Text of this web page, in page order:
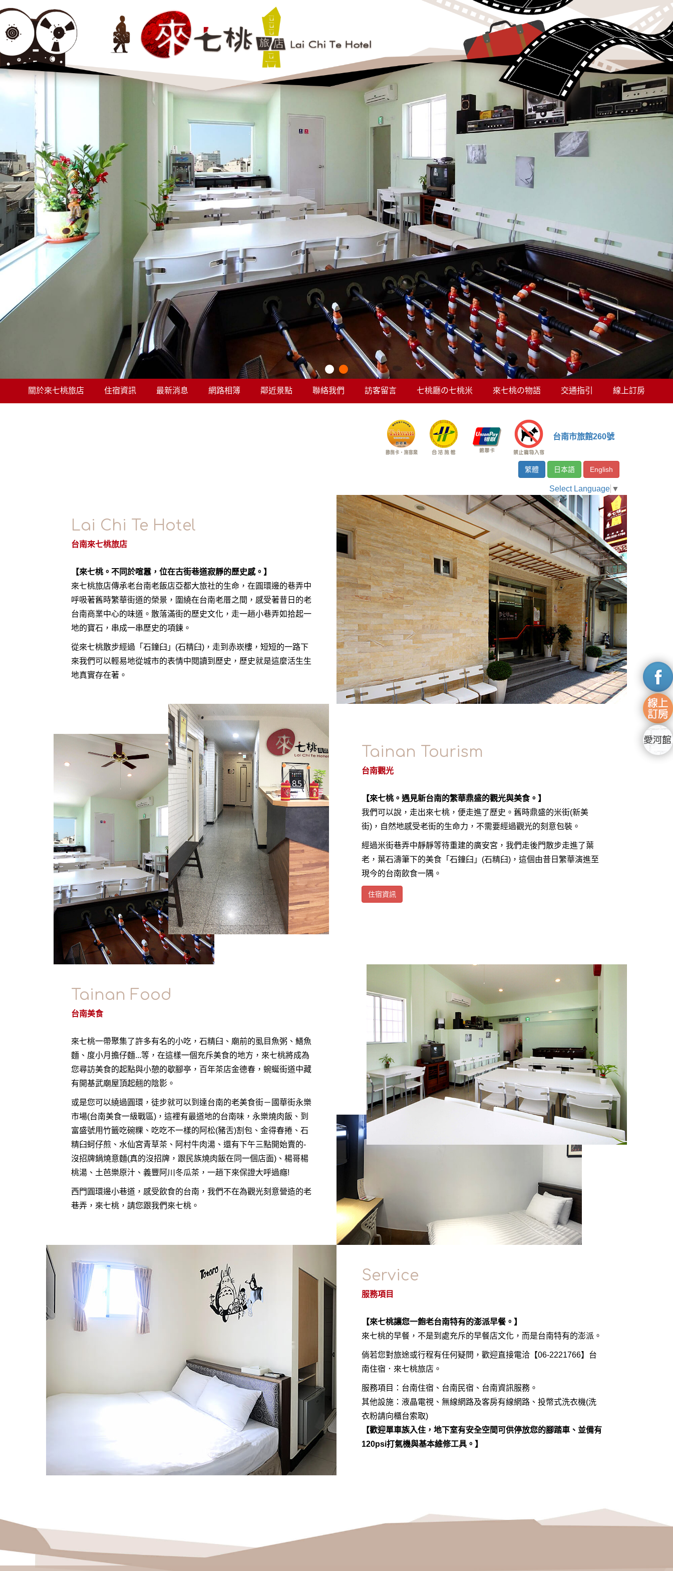
關於來七桃旅店 住宿資訊 最新消息 網路相簿 鄰近景點 聯絡我們 訪客留言 七桃廳の七桃米 來七桃の物語 交通指引 線上訂房
台南市旅館260號
繁體 日本語 English
Select Language ▼
Lai Chi Te Hotel
台南來七桃旅店
【來七桃。不同於喧囂，位在古街巷道寂靜的歷史感。】
來七桃旅店傳承老台南老飯店亞都大旅社的生命，在圓環邊的巷弄中
呼吸著舊時繁華街道的榮景，圍繞在台南老厝之間，感受著昔日的老
台南商業中心的味道。散落滿街的歷史文化，走一趟小巷弄如拾起一
地的寶石，串成一串歷史的項鍊。
從來七桃散步經過「石鐘臼」(石精臼)，走到赤崁樓，短短的一路下
來我們可以輕易地從城市的表情中閱讀到歷史，歷史就是這麼活生生
地真實存在著。
Tainan Tourism
台南觀光
【來七桃。遇見新台南的繁華鼎盛的觀光與美食。】
我們可以說，走出來七桃，便走進了歷史。舊時鼎盛的米街(新美
街)，自然地感受老街的生命力，不需要經過觀光的刻意包裝。
經過米街巷弄中靜靜等待重建的廣安宮，我們走後門散步走進了葉
老，葉石濤筆下的美食「石鐘臼」(石精臼)，這個由昔日繁華演進至
現今的台南飲食一隅。
住宿資訊
Tainan Food
台南美食
來七桃一帶聚集了許多有名的小吃，石精臼、廟前的虱目魚粥、鱔魚
麵、度小月擔仔麵...等，在這樣一個充斥美食的地方，來七桃將成為
您尋訪美食的起點與小憩的歇腳亭，百年茶店金德春，蜿蜒街道中藏
有開基武廟屋頂起翹的陰影。
或是您可以繞過圓環，徒步就可以到達台南的老美食街－國華街永樂
市場(台南美食一級戰區)，這裡有最道地的台南味，永樂燒肉飯、到
富盛號用竹籤吃碗粿、吃吃不一樣的阿松(豬舌)割包、金得春捲、石
精臼蚵仔煎、水仙宮青草茶、阿村牛肉湯、還有下午三點開始賣的-
沒招牌鍋燒意麵(真的沒招牌，跟民族燒肉飯在同一個店面)、楊哥楊
桃湯、土芭樂原汁、義豐阿川冬瓜茶，一趟下來保證大呼過癮!
西門圓環邊小巷道，感受飲食的台南，我們不在為觀光刻意營造的老
巷弄，來七桃，請您跟我們來七桃。
Service
服務項目
【來七桃讓您一飽老台南特有的澎派早餐。】
來七桃的早餐，不是到處充斥的早餐店文化，而是台南特有的澎派。
倘若您對旅途或行程有任何疑問，歡迎直接電洽【06-2221766】台
南住宿．來七桃旅店。
服務項目：台南住宿、台南民宿、台南資訊服務。
其他設施：液晶電視、無線網路及客房有線網路、投幣式洗衣機(洗
衣粉請向櫃台索取)
【歡迎單車族入住，地下室有安全空間可供停放您的腳踏車、並備有
120psi打氣機與基本維修工具。】